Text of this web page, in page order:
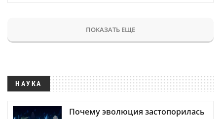
ПОКАЗАТЬ ЕЩЕ
НАУКА
Почему эволюция застопорилась